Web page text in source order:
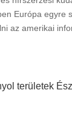
Európa egyre
az amerikai
területek